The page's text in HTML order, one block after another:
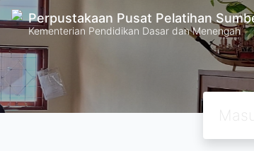
Perpustakaan Pusat Pelatihan
Kementerian Pendidikan Dasar dan Menengah